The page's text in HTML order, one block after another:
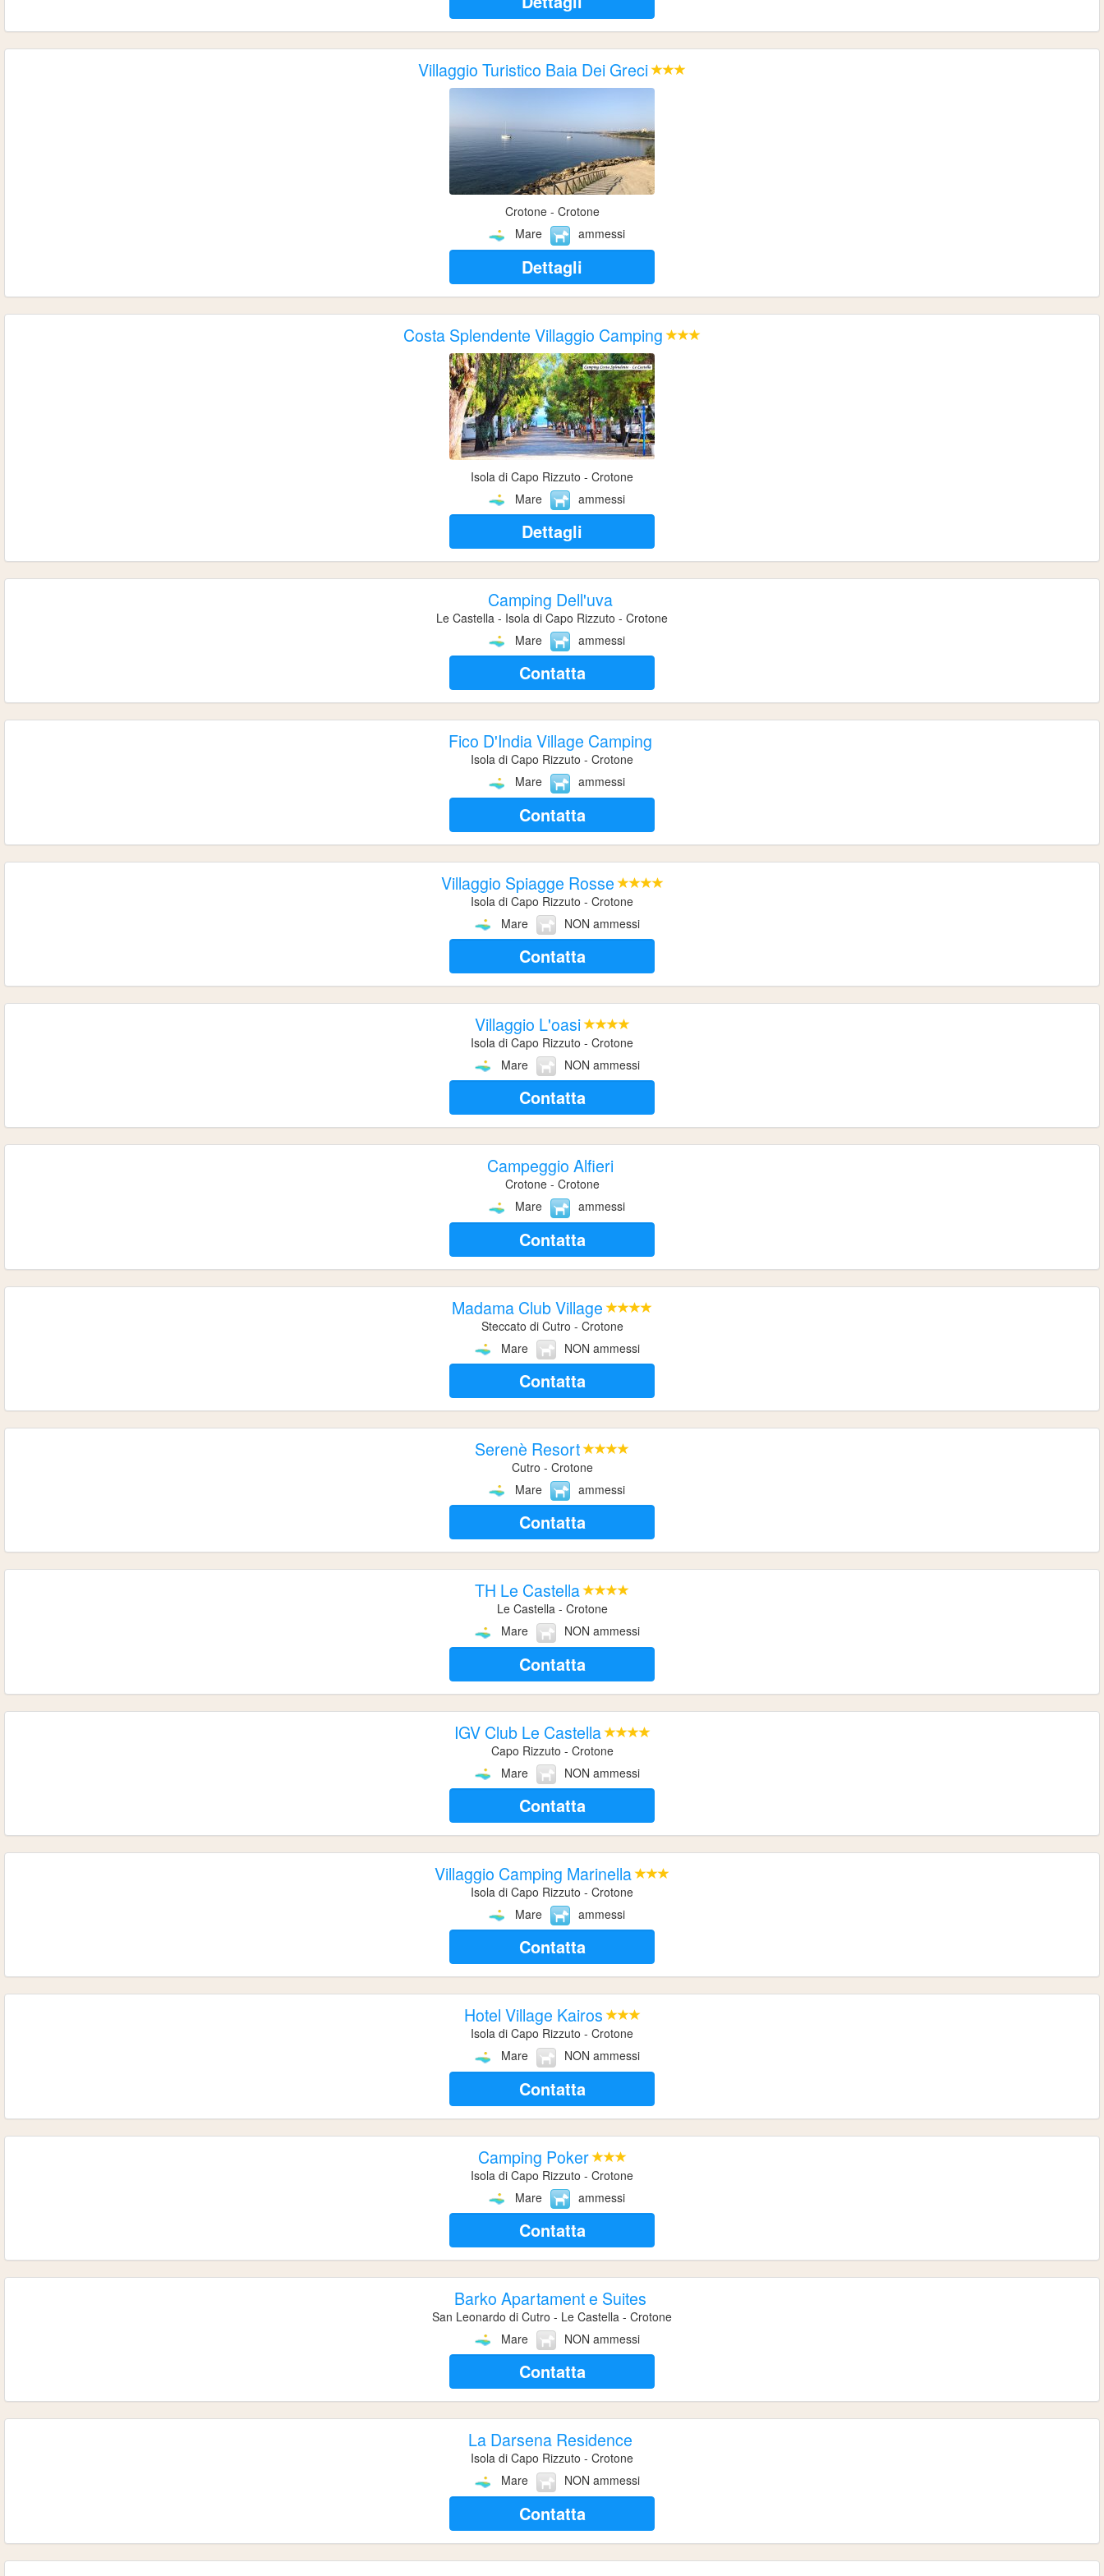
Villaggio Turistico Baia Dei Greci
Crotone - Crotone
Mare
ammessi
Dettagli
Costa Splendente Villaggio Camping
Isola di Capo Rizzuto - Crotone
Mare
ammessi
Dettagli
Camping Dell'uva
Le Castella - Isola di Capo Rizzuto - Crotone
Mare
ammessi
Contatta
Fico D'India Village Camping
Isola di Capo Rizzuto - Crotone
Mare
ammessi
Contatta
Villaggio Spiagge Rosse
Isola di Capo Rizzuto - Crotone
Mare
NON ammessi
Contatta
Villaggio L'oasi
Isola di Capo Rizzuto - Crotone
Mare
NON ammessi
Contatta
Campeggio Alfieri
Crotone - Crotone
Mare
ammessi
Contatta
Madama Club Village
Steccato di Cutro - Crotone
Mare
NON ammessi
Contatta
Serenè Resort
Cutro - Crotone
Mare
ammessi
Contatta
TH Le Castella
Le Castella - Crotone
Mare
NON ammessi
Contatta
IGV Club Le Castella
Capo Rizzuto - Crotone
Mare
NON ammessi
Contatta
Villaggio Camping Marinella
Isola di Capo Rizzuto - Crotone
Mare
ammessi
Contatta
Hotel Village Kairos
Isola di Capo Rizzuto - Crotone
Mare
NON ammessi
Contatta
Camping Poker
Isola di Capo Rizzuto - Crotone
Mare
ammessi
Contatta
Barko Apartament e Suites
San Leonardo di Cutro - Le Castella - Crotone
Mare
NON ammessi
Contatta
La Darsena Residence
Isola di Capo Rizzuto - Crotone
Mare
NON ammessi
Contatta